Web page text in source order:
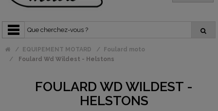
EQUIPEMENT MOTARD
Foulard moto
Foulard Wd Wildest - Helstons
FOULARD WD WILDEST -
HELSTONS